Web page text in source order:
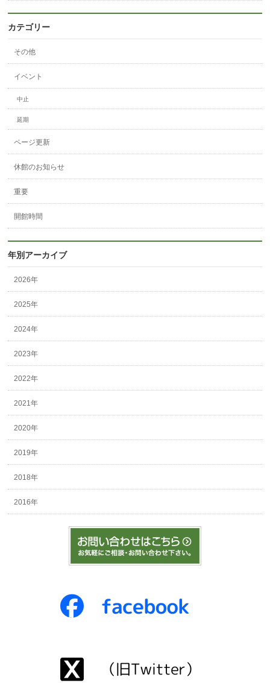
カテゴリー
その他
イベント
中止
延期
ページ更新
休館のお知らせ
重要
開館時間
年別アーカイブ
2026年
2025年
2024年
2023年
2022年
2021年
2020年
2019年
2018年
2016年